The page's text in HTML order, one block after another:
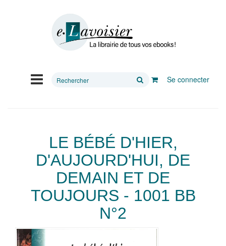
Rechercher
Se connecter
LE BÉBÉ D'HIER,
D'AUJOURD'HUI, DE
DEMAIN ET DE
TOUJOURS - 1001 BB
N°2